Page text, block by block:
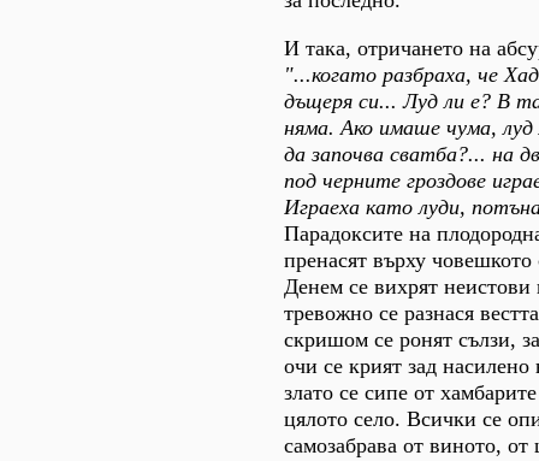
И така, отричането на
"...когато разбраха, че
дъщеря си... Луд ли е? В
няма. Ако имаше чума,
да започва сватба?... на
под черните гроздове
Играеха като луди,
Парадоксите на
пренасят върху
Денем се вихрят
тревожно се разнася
скришом се ронят сълзи,
очи се крият зад
злато се сипе от
цялото село. Всички се
самозабрава от виното, от